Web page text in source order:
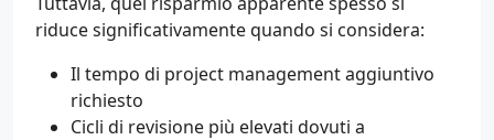
riduce significativamente quando si considera:
Il tempo di project management aggiuntivo
richiesto
Cicli di revisione più elevati dovuti a